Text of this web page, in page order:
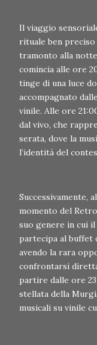
Il viaggio
rituale ben preciso
tramonto alla
comincia alle ore
tinge di una luce
accompagnato
vinile. Alle ore
dal vivo, che
serata, dove la
l’identità del
Successivamente,
momento del
suo genere in cui
partecipa al buffet
avendo la rara
confrontarsi
partire dalle ore
stellata della
musicali su vinile